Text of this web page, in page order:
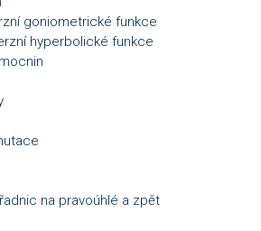
goniometrické funkce
hyperbolické funkce
na pravoúhlé a zpět